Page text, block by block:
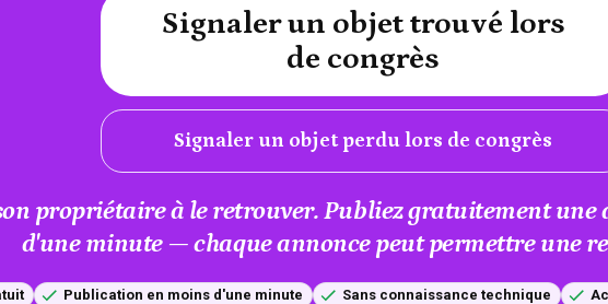
Signaler un objet trouvé lors
de congrès
Signaler un objet perdu lors de congrès
#A12AEB
propriétaire à le retrouver. Publiez gratuitement une
d'une minute — chaque annonce peut permettre une
Publication en moins d'une minute Sans connaissance technique